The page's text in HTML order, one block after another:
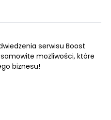
serwisu Boost
możliwości, które
biznesu!